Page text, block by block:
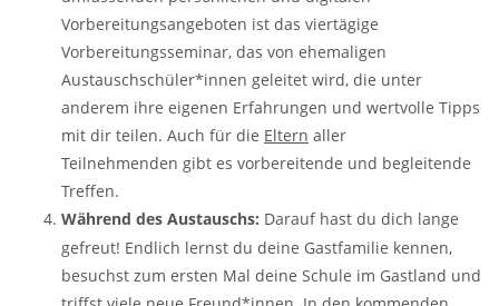
Vorbereitungsangeboten ist das viertägige
Vorbereitungsseminar, das von ehemaligen
Austauschschüler*innen geleitet wird, die unter
anderem ihre eigenen Erfahrungen und wertvolle Tipps
mit dir teilen. Auch für die Eltern aller
Teilnehmenden gibt es vorbereitende und begleitende
Treffen.
Während des Austauschs: Darauf hast du dich lange
gefreut! Endlich lernst du deine Gastfamilie kennen,
besuchst zum ersten Mal deine Schule im Gastland und